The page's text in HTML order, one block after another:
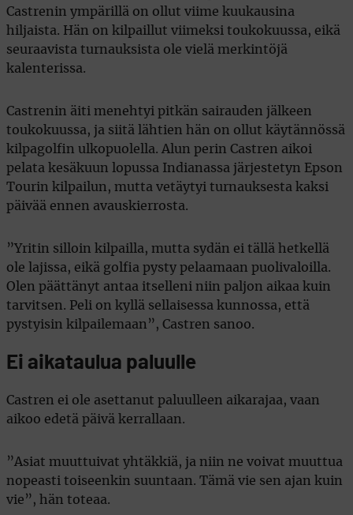
Castrenin ympärillä on ollut viime kuukausina
hiljaista. Hän on kilpaillut viimeksi toukokuussa, eikä
seuraavista turnauksista ole vielä merkintöjä
kalenterissa.
Castrenin äiti menehtyi pitkän sairauden jälkeen
toukokuussa, ja siitä lähtien hän on ollut käytännössä
kilpagolfin ulkopuolella. Alun perin Castren aikoi
pelata kesäkuun lopussa Indianassa järjestetyn Epson
Tourin kilpailun, mutta vetäytyi turnauksesta kaksi
päivää ennen avauskierrosta.
”Yritin silloin kilpailla, mutta sydän ei tällä hetkellä
ole lajissa, eikä golfia pysty pelaamaan puolivaloilla.
Olen päättänyt antaa itselleni niin paljon aikaa kuin
tarvitsen. Peli on kyllä sellaisessa kunnossa, että
pystyisin kilpailemaan”, Castren sanoo.
Ei aikataulua paluulle
Castren ei ole asettanut paluulleen aikarajaa, vaan
aikoo edetä päivä kerrallaan.
”Asiat muuttuivat yhtäkkiä, ja niin ne voivat muuttua
nopeasti toiseenkin suuntaan. Tämä vie sen ajan kuin
vie”, hän toteaa.